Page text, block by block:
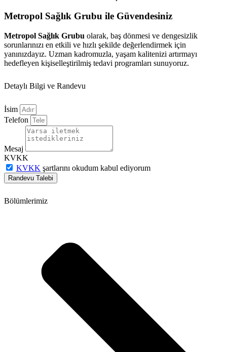
Metropol Sağlık Grubu ile Güvendesiniz
Metropol Sağlık Grubu olarak, baş dönmesi ve dengesizlik
sorunlarınızı en etkili ve hızlı şekilde değerlendirmek için
yanınızdayız. Uzman kadromuzla, yaşam kalitenizi artırmayı
hedefleyen kişiselleştirilmiş tedavi programları sunuyoruz.
Detaylı Bilgi ve Randevu
İsim
Telefon
Mesaj
KVKK
KVKK şartlarını okudum kabul ediyorum
Randevu Talebi
Bölümlerimiz